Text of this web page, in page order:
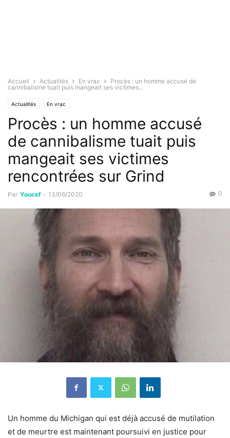
Accueil Actualités En vrac
Procès : un homme accusé de
cannibalisme tuait puis mangeait ses victimes...
Actualités En vrac
Procès : un homme accusé
de cannibalisme tuait puis
mangeait ses victimes
rencontrées sur Grind
Par Youcef - 13/06/2020 0
Un homme du Michigan qui est déjà accusé de mutilation
et de meurtre est maintenant poursuivi en justice pour